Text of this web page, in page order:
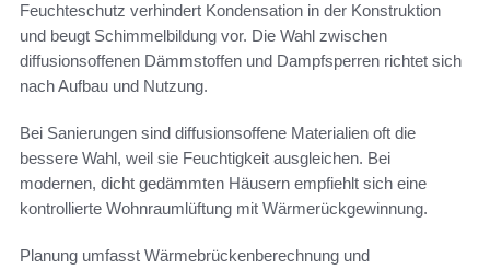
Feuchteschutz verhindert Kondensation in der Konstruktion
und beugt Schimmelbildung vor. Die Wahl zwischen
diffusionsoffenen Dämmstoffen und Dampfsperren richtet sich
nach Aufbau und Nutzung.
Bei Sanierungen sind diffusionsoffene Materialien oft die
bessere Wahl, weil sie Feuchtigkeit ausgleichen. Bei
modernen, dicht gedämmten Häusern empfiehlt sich eine
kontrollierte Wohnraumlüftung mit Wärmerückgewinnung.
Planung umfasst Wärmebrückenberechnung und